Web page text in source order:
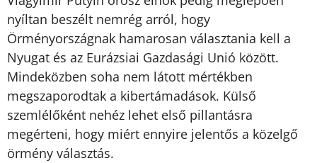
nyíltan beszélt nemrég arról, hogy
Örményországnak hamarosan választania kell a
Nyugat és az Eurázsiai Gazdasági Unió között.
Mindeközben soha nem látott mértékben
megszaporodtak a kibertámadások. Külső
szemlélőként nehéz lehet első pillantásra
megérteni, hogy miért ennyire jelentős a közelgő
örmény választás.